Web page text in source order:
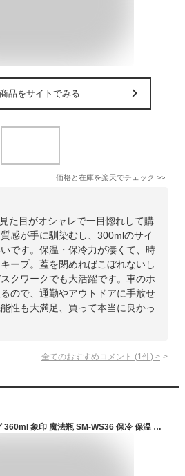
品をサイトでみる
価格と在庫を楽天でチェック >>
た目がオシャレで一目惚れして購
感が手に馴染むし、300mlのサイ
です。保温・保冷力が凄くて、時
ープ。蓋を閉めればこぼれないし
クワークでも大活躍です。車のホ
ので、通勤やアウトドアに手放せ
性も大満足、買って本当に良かっ
全てのおすすめコメント (1 件) >
洗うのが楽 ワンタッチ マグ 360ml 象印 魔法瓶 SM-WS36 保冷 保温 | 水筒 すいとう ステンレス 直飲み タンブラー マグボトル 保温ボトル 保温 保冷 保冷ボトル 持ち運び ステンレスボトル マグ スポーツドリンクOK 中学生 高校生 運動 ジム アウトドア スポーツ部活 運動